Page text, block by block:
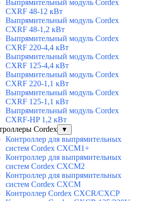
Выпрямительный модуль Cordex
CXRF 48-12 кВт
Выпрямительный модуль Cordex
CXRF 48-1,2 кВт
Выпрямительный модуль Cordex
CXRF 220-4,4 кВт
Выпрямительный модуль Cordex
CXRF 125-4,4 кВт
Выпрямительный модуль Cordex
CXRF 220-1,1 кВт
Выпрямительный модуль Cordex
CXRF 125-1,1 кВт
Выпрямительный модуль Cordex
CXRF-HP 1,2 кВт
Cordex
▼
Контроллер для выпрямительных
систем Cordex CXCM1+
Контроллер для выпрямительных
систем Cordex CXCM2
Контроллер для выпрямительных
систем Cordex CXCM
Контроллер Cordex CXCR/CXCP